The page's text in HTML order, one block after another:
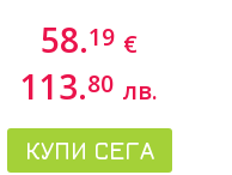
58.19 €
113.80 лв.
КУПИ СЕГА